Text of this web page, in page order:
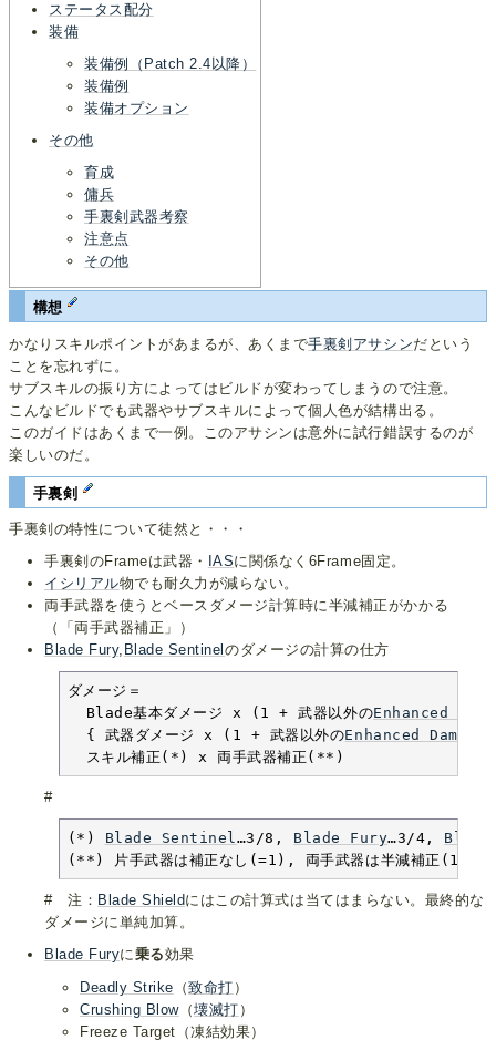
ステータス配分
装備
装備例（Patch 2.4以降）
装備例
装備オプション
その他
育成
傭兵
手裏剣武器考察
注意点
その他
構想
かなりスキルポイントがあまるが、あくまで手裏剣アサシンだという
ことを忘れずに。
サブスキルの振り方によってはビルドが変わってしまうので注意。
こんなビルドでも武器やサブスキルによって個人色が結構出る。
このガイドはあくまで一例。このアサシンは意外に試行錯誤するのが
楽しいのだ。
手裏剣
手裏剣の特性について徒然と・・・
手裏剣のFrameは武器・
IASに関係なく6Frame固定。
イシリアル物でも耐久力が減らない。
両手武器を使うとベースダメージ計算時に半減補正がかかる
（「両手武器補正」）
Blade Fury, Blade Sentinelのダメージの計算の仕方
ダメージ＝
  Blade基本ダメージ x (1 + 武器以外の
Enhanced
  { 武器ダメージ x (1 + 武器以外の
Enhanced Damage
  スキル補正(*) x 両手武器補正(**)
#
(*) Blade Sentinel …3/8, Blade Fury…3/4,
(**) 片手武器は補正なし(=1), 両手武器は半減補正(1/2)
# 注： Blade Shieldにはこの計算式は当てはまらない。最終的な
ダメージに単純加算。
Blade Furyに乗る効果
Deadly Strike （致命打 ）
Crushing Blow（壊滅打 ）
Freeze Target（凍結効果）